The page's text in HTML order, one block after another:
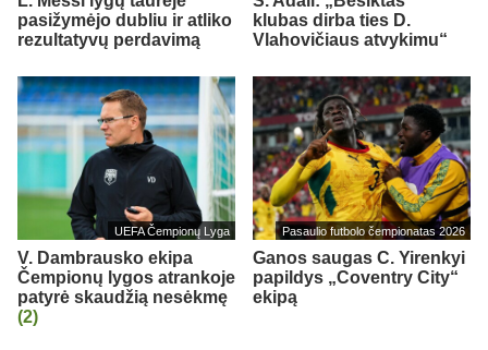
pasižymėjo dubliu ir atliko
rezultatyvų perdavimą
klubas dirba ties D.
Vlahovičiaus atvykimu“
UEFA Čempionų Lyga
V. Dambrausko ekipa
Čempionų lygos atrankoje
patyrė skaudžią nesėkmę
(2)
Pasaulio futbolo čempionatas 2026
Ganos saugas C. Yirenkyi
papildys „Coventry City“
ekipą